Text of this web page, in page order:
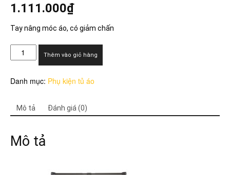
1.111.000₫
Tay nâng móc áo, có giảm chấn
nâng
áo,
giảm
chấn
số
lượng
Thêm vào giỏ hàng
Danh mục: Phụ kiện tủ áo
Mô tả Đánh giá (0)
Mô tả